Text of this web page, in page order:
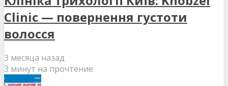
Clinic — повернення густоти
волосся
3 месяца назад
3 минут на прочтение